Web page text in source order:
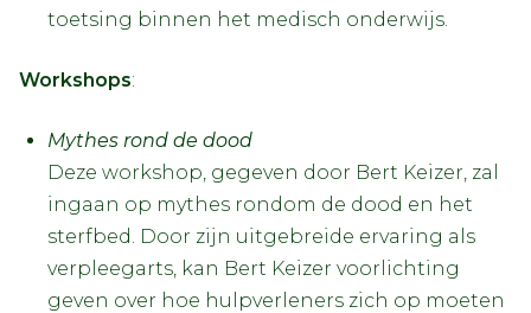
toetsing binnen het medisch onderwijs.
Workshops:
Mythes rond de dood
Deze workshop, gegeven door Bert Keizer, zal
ingaan op mythes rondom de dood en het
sterfbed. Door zijn uitgebreide ervaring als
verpleegarts, kan Bert Keizer voorlichting
geven over hoe hulpverleners zich op moeten